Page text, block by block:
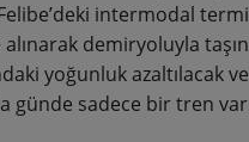
intermodal
demiryoluyla
yoğunluk azaltılacak
günde sadece bir tren